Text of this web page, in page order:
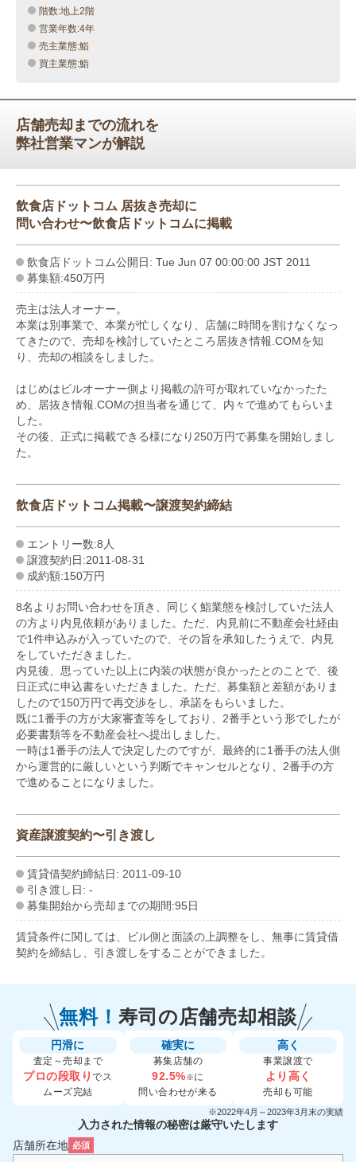
階数:地上2階
営業年数:4年
売主業態:鮨
買主業態:鮨
店舗売却までの流れを
弊社営業マンが解説
飲食店ドットコム 居抜き売却に
問い合わせ〜飲食店ドットコムに掲載
飲食店ドットコム公開日: Tue Jun 07 00:00:00 JST 2011
募集額:450万円
売主は法人オーナー。
本業は別事業で、本業が忙しくなり、店舗に時間を割けなくなっ
てきたので、売却を検討していたところ居抜き情報.COMを知
り、売却の相談をしました。
はじめはビルオーナー側より掲載の許可が取れていなかったた
め、居抜き情報.COMの担当者を通じて、内々で進めてもらいま
した。
その後、正式に掲載できる様になり250万円で募集を開始しまし
た。
飲食店ドットコム掲載〜譲渡契約締結
エントリー数:8人
譲渡契約日:2011-08-31
成約額:150万円
8名よりお問い合わせを頂き、同じく鮨業態を検討していた法人
の方より内見依頼がありました。ただ、内見前に不動産会社経由
で1件申込みが入っていたので、その旨を承知したうえで、内見
をしていただきました。
内見後、思っていた以上に内装の状態が良かったとのことで、後
日正式に申込書をいただきました。ただ、募集額と差額がありま
したので150万円で再交渉をし、承諾をもらいました。
既に1番手の方が大家審査等をしており、2番手という形でしたが
必要書類等を不動産会社へ提出しました。
一時は1番手の法人で決定したのですが、最終的に1番手の法人側
から運営的に厳しいという判断でキャンセルとなり、2番手の方
で進めることになりました。
資産譲渡契約〜引き渡し
賃貸借契約締結日: 2011-09-10
引き渡し日: -
募集開始から売却までの期間:95日
賃貸条件に関しては、ビル側と面談の上調整をし、無事に賃貸借
契約を締結し、引き渡しをすることができました。
無料！ 寿司の店舗売却相談
円滑に
査定～売却まで
プロの段取りでス
ムーズ完結
確実に
募集店舗の
92.5%※に
問い合わせが来る
高く
事業譲渡で
より高く
売却も可能
※2022年4月～2023年3月末の実績
入力された情報の秘密は厳守いたします
店舗所在地 必須